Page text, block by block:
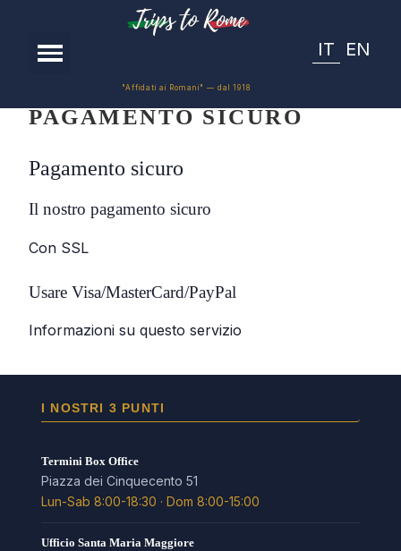
"Affidati ai Romani" — dal 1918
IT EN
PAGAMENTO SICURO
Pagamento sicuro
Il nostro pagamento sicuro
Con SSL
Usare Visa/MasterCard/PayPal
Informazioni su questo servizio
I NOSTRI 3 PUNTI
Termini Box Office
Piazza dei Cinquecento 51
Lun-Sab 8:00-18:30 · Dom 8:00-15:00
Ufficio Santa Maria Maggiore